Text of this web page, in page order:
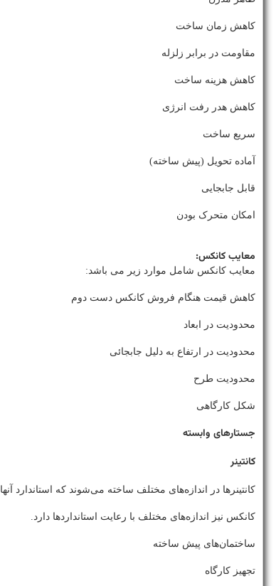
کاهش زمان ساخت
مقاومت در برابر زلزله
کاهش هزینه ساخت
کاهش هدر رفت انرژی
سریع ساخت
آماده تحویل (پیش ساخته)
قابل جابجایی
امکان متحرک بودن
معایب کانکس:
معایب کانکس شامل موارد زیر می باشد:
کاهش قیمت هنگام فروش کانکس دست دوم
محدودیت در ابعاد
محدودیت در ارتفاع به دلیل جابجائی
محدودیت طرح
شکل کارگاهی
جستارهای وابسته
کانتینر
کانتینرها در اندازه‌های مختلف ساخته می‌شوند که استاندارد آنها ۲۰ فوت ۴۰ فوت و ۶۰ فوت می‌باشد.
کانکس نیز اندازه‌های مختلف با رعایت استانداردها دارد.
ساختمان‌های پیش ساخته
تجهیز کارگاه